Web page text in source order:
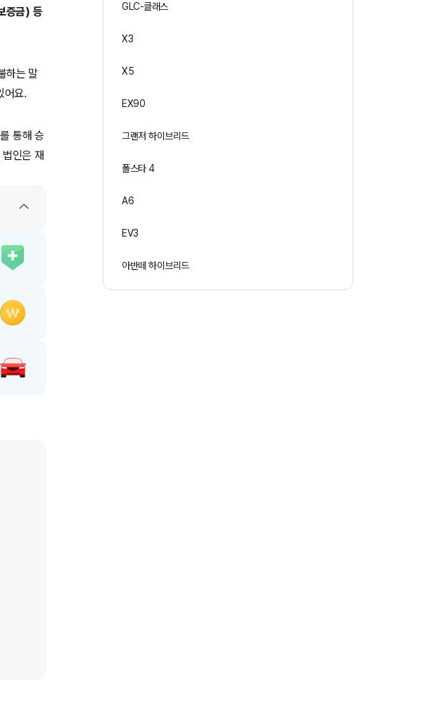
GLC-클래스
X3
X5
EX90
그랜저 하이브리드
폴스타 4
A6
EV3
아반떼 하이브리드
증금) 등
하는 말
어요.
통해 승
인은 재